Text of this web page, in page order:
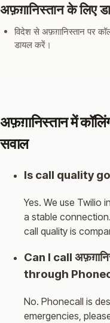
अफ़ग़ानिस्तान के लिए
विदेश से अफ़ग़ानिस्तान पर
डायल करें।
अफ़ग़ानिस्तान में
सवाल
Is call quality
Yes. We use Twilio
a stable
call quality is
Can I call
through
No. Phonecall is
emergencies,